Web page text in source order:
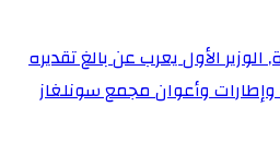
الأول يعرب عن بالغ تقديره
وإطارات وأعوان مجمع سونلغاز